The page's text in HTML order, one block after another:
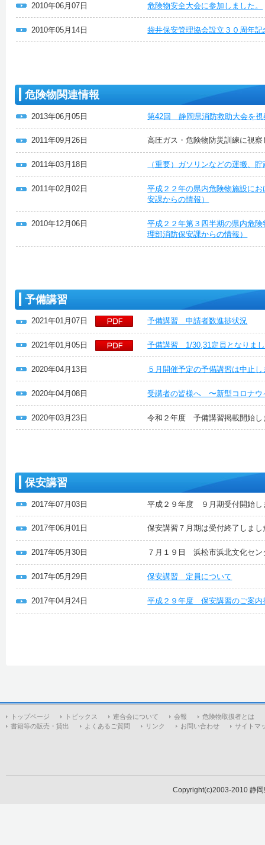
2010年06月07日 危険物安全大会に参加しました。
2010年05月14日 袋井保安管理協会設立３０周年
危険物関連情報
2013年06月05日 第42回 静岡県消防救助大会を視
2011年09月26日 高圧ガス・危険物防災訓練に視察
2011年03月18日 （重要）ガソリンなどの運搬、
2011年02月02日
平成２２年の県内危険物施設に
安課からの情報）
2010年12月06日
平成２２年第３四半期の県内危
理部消防保安課からの情報）
予備講習
2021年01月07日 予備講習 申請者数進捗状況
2021年01月05日 予備講習 1/30,31定員となりま
2020年04月13日 ５月開催予定の予備講習は中止し
2020年04月08日 受講者の皆様へ 〜新型コロナウ
2020年03月23日 令和２年度 予備講習掲載開始
保安講習
2017年07月03日 平成２９年度 ９月期受付開始し
2017年06月01日 保安講習７月期は受付終了しまし
2017年05月30日 ７月１９日 浜松市浜北文化セ
2017年05月29日 保安講習 定員について
2017年04月24日 平成２９年度 保安講習のご案内
トップページ トピックス 連合会について 会報
危険物取扱者とは
書籍等の販売・貸出
よくあるご質問 リンク お問い合わせ サイトマ
Copyright(c)2003-2010 静